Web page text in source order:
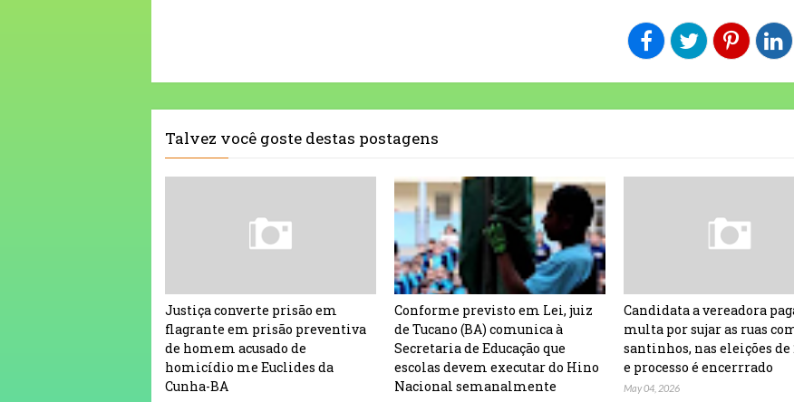
Talvez você goste destas postagens
Justiça converte prisão em
flagrante em prisão preventiva
de homem acusado de
homicídio me Euclides da
Cunha-BA
Conforme previsto em Lei, juiz
de Tucano (BA) comunica à
Secretaria de Educação que
escolas devem executar do Hino
Nacional semanalmente
Candidata a vereadora
multa por sujar as ruas
santinhos, nas eleições de
e processo é encerrrado
May 04, 2026